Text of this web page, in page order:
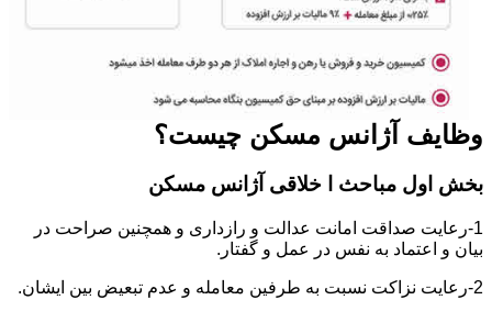
وظایف آژانس مسکن چیست؟
بخش اول مباحث ا خلاقی آژانس مسکن
1-رعایت صداقت امانت عدالت و رازداری و همچنین صراحت در
بیان و اعتماد به نفس در عمل و گفتار.
2-رعایت نزاکت نسبت به طرفین معامله و عدم تبعیض بین ایشان.